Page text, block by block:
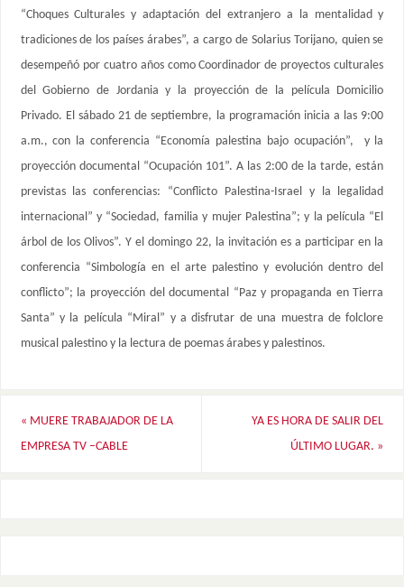
“Choques Culturales y adaptación del extranjero a la mentalidad y
tradiciones de los países árabes”, a cargo de Solarius Torijano, quien se
desempeñó por cuatro años como Coordinador de proyectos culturales
del Gobierno de Jordania y la proyección de la película Domicilio
Privado. El sábado 21 de septiembre, la programación inicia a las 9:00
a.m., con la conferencia “Economía palestina bajo ocupación”, y la
proyección documental “Ocupación 101”. A las 2:00 de la tarde, están
previstas las conferencias: “Conflicto Palestina-Israel y la legalidad
internacional” y “Sociedad, familia y mujer Palestina”; y la película “El
árbol de los Olivos”. Y el domingo 22, la invitación es a participar en la
conferencia “Simbología en el arte palestino y evolución dentro del
conflicto”; la proyección del documental “Paz y propaganda en Tierra
Santa” y la película “Miral” y a disfrutar de una muestra de folclore
musical palestino y la lectura de poemas árabes y palestinos.
« MUERE TRABAJADOR DE LA
EMPRESA TV –CABLE
YA ES HORA DE SALIR DEL
ÚLTIMO LUGAR. »